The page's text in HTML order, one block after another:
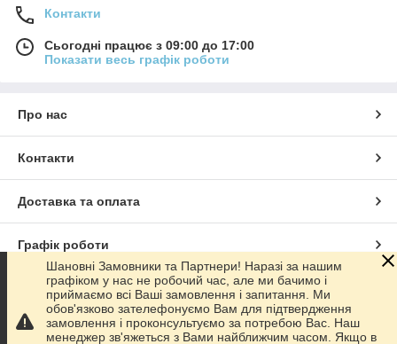
Контакти
Сьогодні працює з 09:00 до 17:00
Показати весь графік роботи
Про нас
Контакти
Доставка та оплата
Графік роботи
Повна версія сайту
Сайт створено на маркетплейсіProm.ua
Шановні Замовники та Партнери! Наразі за нашим
графіком у нас не робочий час, але ми бачимо і
приймаємо всі Ваші замовлення і запитання. Ми
обов'язково зателефонуємо Вам для підтвердження
замовлення і проконсультуємо за потребою Вас. Наш
менеджер зв'яжеться з Вами найближчим часом. Якщо в